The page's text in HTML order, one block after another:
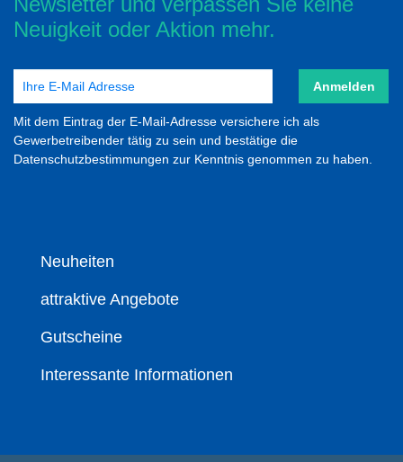
Neuigkeit oder Aktion mehr.
Anmelden
Mit dem Eintrag der E-Mail-Adresse versichere ich als
Gewerbetreibender tätig zu sein und bestätige die
Datenschutzbestimmungen zur Kenntnis genommen zu haben.
Neuheiten
attraktive Angebote
Gutscheine
Interessante Informationen